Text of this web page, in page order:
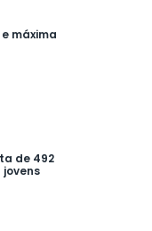
máxima
de 492